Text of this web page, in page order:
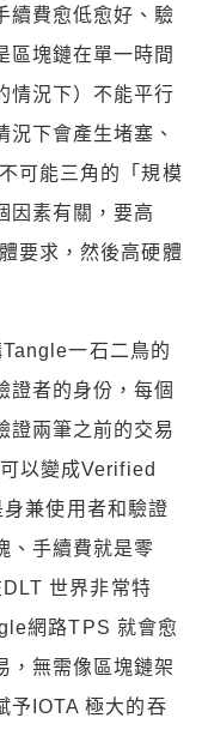
續費愈低愈好、驗
區塊鏈在單一時間
情況下）不能平行
下會產生堵塞、
可能三角的「規模
因素有關，要高
要求，然後高硬體
一石二鳥的
證者的身份，每個
證兩筆之前的交易
以變成Verified
兼使用者和驗證
、手續費就是零
DLT 世界非常特
網路TPS 就會愈
，無需像區塊鏈架
予IOTA 極大的吞